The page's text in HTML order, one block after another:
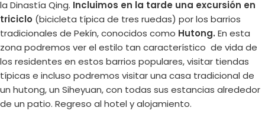
la Dinastía Qing. Incluimos en la tarde una excursión en
triciclo (bicicleta típica de tres ruedas) por los barrios
tradicionales de Pekín, conocidos como Hutong. En esta
zona podremos ver el estilo tan característico de vida de
los residentes en estos barrios populares, visitar tiendas
típicas e incluso podremos visitar una casa tradicional de
un hutong, un Siheyuan, con todas sus estancias alrededor
de un patio. Regreso al hotel y alojamiento.